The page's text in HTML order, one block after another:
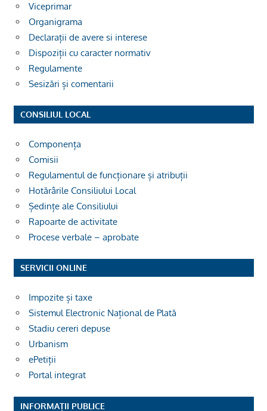
Viceprimar
Organigrama
Declarații de avere si interese
Dispoziții cu caracter normativ
Regulamente
Sesizări și comentarii
CONSILIUL LOCAL
Componența
Comisii
Regulamentul de funcționare și atribuții
Hotărârile Consiliului Local
Ședințe ale Consiliului
Rapoarte de activitate
Procese verbale – aprobate
SERVICII ONLINE
Impozite și taxe
Sistemul Electronic Național de Plată
Stadiu cereri depuse
Urbanism
ePetiții
Portal integrat
INFORMAȚII PUBLICE